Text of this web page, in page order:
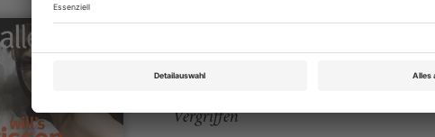
Tanz April 2006
Rubrik: Wissen in Bewegung, Seite
von Pierre-Michel Menger
Vergriffen